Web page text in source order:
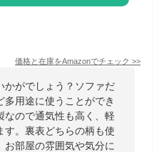
価格と在庫をAmazonでチェック >>
かがでしょう？ソファだ
用途に使うことができ
なので通気性も高く、軽
す。裏表どちらの柄も使
お部屋の雰囲気や気分に